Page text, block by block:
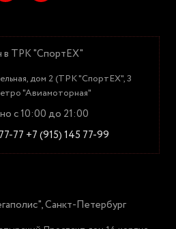
в ТРК "СпортЕХ"
дом 2 (ТРК "СпортЕХ", 3
"Авиамоторная"
с 10:00 до 21:00
77 +7 (915) 145 77-99
Санкт-Петербург